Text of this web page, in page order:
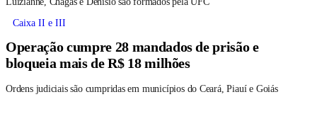
Caixa II e III
Operação cumpre 28 mandados de prisão e
bloqueia mais de R$ 18 milhões
Ordens judiciais são cumpridas em municípios do Ceará, Piauí e Goiás